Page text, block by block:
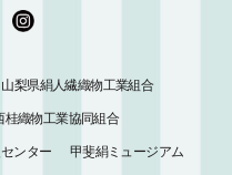
山梨県絹人繊織物工業組合
桂織物工業協同組合
ンター 甲斐絹ミュージアム